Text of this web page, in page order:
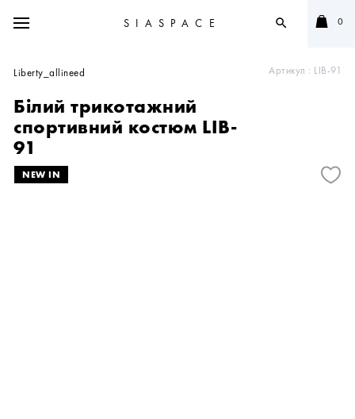
SIASPACE search 0
Артикул : LIB-91
Liberty_allineed
Білий трикотажний
спортивний костюм LIB-
91